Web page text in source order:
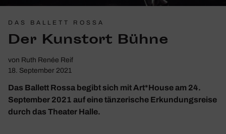
DAS BALLETT ROSSA
Der Kunstort Bühne
von Ruth Renée Reif
18. September 2021
Das Ballett Rossa begibt sich mit Art*House am 24.
September 2021 auf eine tänzerische Erkundungsreise
durch das Theater Halle.